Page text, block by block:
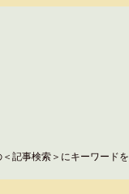
記事検索＞にキーワード